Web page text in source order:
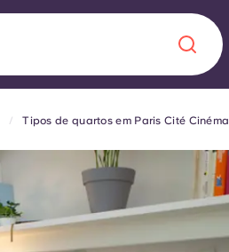
Chinese
Tipos de quartos em Paris Cité Cinéma